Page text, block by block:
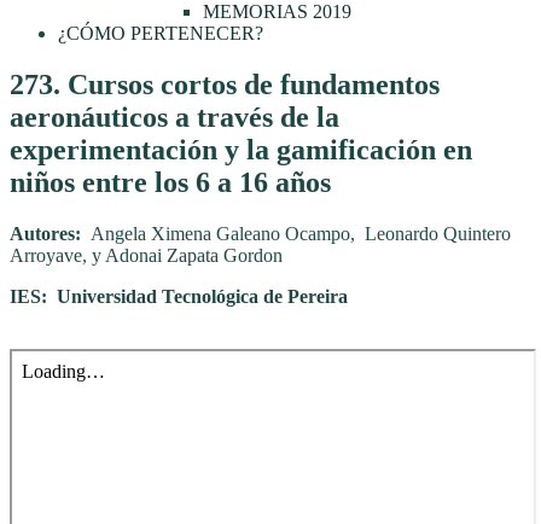
MEMORIAS 2019
¿CÓMO PERTENECER?
Publicado
el
273. Cursos cortos de fundamentos
aeronáuticos a través de la
experimentación y la gamificación en
niños entre los 6 a 16 años
Autores: Angela Ximena Galeano Ocampo, Leonardo Quintero
Arroyave, y Adonai Zapata Gordon
IES: Universidad Tecnológica de Pereira